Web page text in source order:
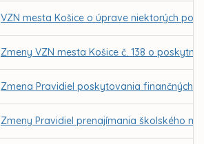
VZN mesta Košice o úprave niektorých
Zmeny VZN mesta Košice č. 138 o
Zmena Pravidiel poskytovania finančných
Zmeny Pravidiel prenajímania školského